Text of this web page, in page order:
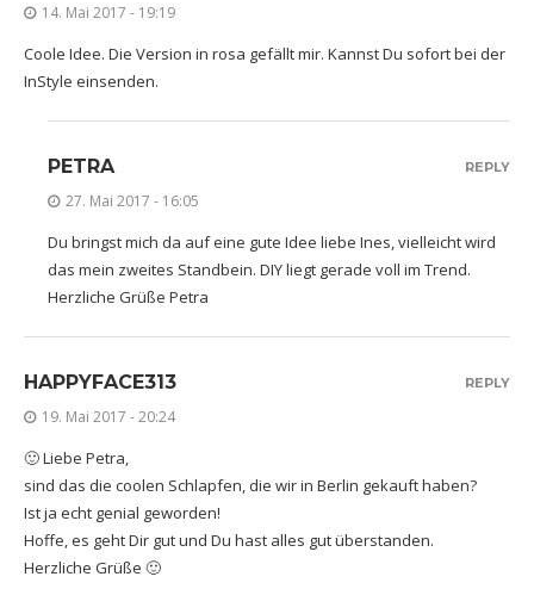
14. Mai 2017 - 19:19
Coole Idee. Die Version in rosa gefällt mir. Kannst Du sofort bei der
InStyle einsenden.
PETRA
27. Mai 2017 - 16:05
Du bringst mich da auf eine gute Idee liebe Ines, vielleicht wird
das mein zweites Standbein. DIY liegt gerade voll im Trend.
Herzliche Grüße Petra
REPLY
HAPPYFACE313
19. Mai 2017 - 20:24
🙂 Liebe Petra,
sind das die coolen Schlapfen, die wir in Berlin gekauft haben?
Ist ja echt genial geworden!
Hoffe, es geht Dir gut und Du hast alles gut überstanden.
Herzliche Grüße 🙂
REPLY